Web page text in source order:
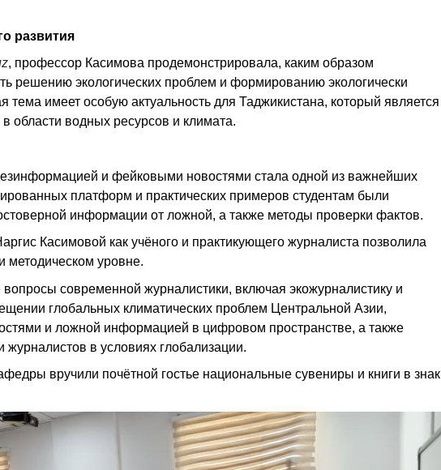
развития
, профессор Касимова продемонстрировала, каким образом
решению экологических проблем и формированию экологически
имеет особую актуальность для Таджикистана, который является
области водных ресурсов и климата.
и фейковыми новостями стала одной из важнейших
платформ и практических примеров студентам были
информации от ложной, а также методы проверки фактов.
Касимовой как учёного и практикующего журналиста позволила
методическом уровне.
современной журналистики, включая экожурналистику и
глобальных климатических проблем Центральной Азии,
и ложной информацией в цифровом пространстве, а также
в условиях глобализации.
вручили почётной гостье национальные сувениры и книги в знак